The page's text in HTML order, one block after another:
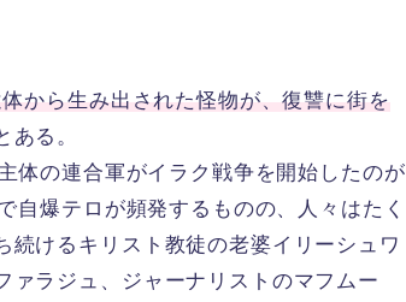
から生み出された怪物が、復讐に街を
ある。
体の連合軍がイラク戦争を開始したのが
自爆テロが頻発するものの、人々はたく
続けるキリスト教徒の老婆イリーシュワ
ァラジュ、ジャーナリストのマフムー